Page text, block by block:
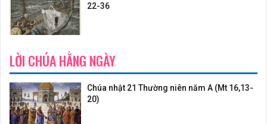
22-36
LỜI CHÚA HẰNG NGÀY
Chúa nhật 21 Thường niên năm A (Mt 16,13-
20)